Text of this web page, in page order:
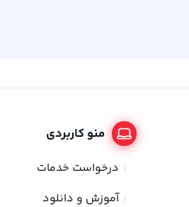
منو کاربردی
درخواست خدمات
آموزش و دانلود